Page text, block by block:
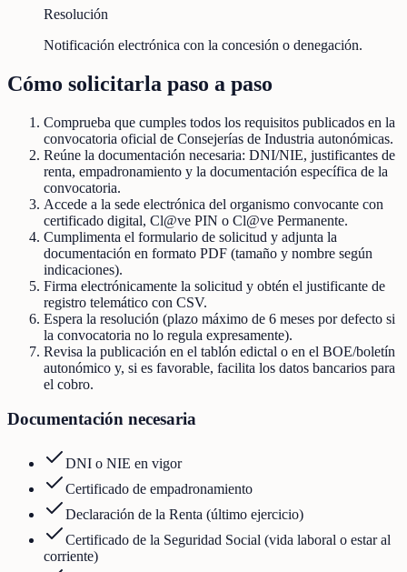
Resolución
Notificación electrónica con la concesión o denegación.
Cómo solicitarla paso a paso
Comprueba que cumples todos los requisitos publicados en la
convocatoria oficial de Consejerías de Industria autonómicas.
Reúne la documentación necesaria: DNI/NIE, justificantes de
renta, empadronamiento y la documentación específica de la
convocatoria.
Accede a la sede electrónica del organismo convocante con
certificado digital, Cl@ve PIN o Cl@ve Permanente.
Cumplimenta el formulario de solicitud y adjunta la
documentación en formato PDF (tamaño y nombre según
indicaciones).
Firma electrónicamente la solicitud y obtén el justificante de
registro telemático con CSV.
Espera la resolución (plazo máximo de 6 meses por defecto si
la convocatoria no lo regula expresamente).
Revisa la publicación en el tablón edictal o en el BOE/boletín
autonómico y, si es favorable, facilita los datos bancarios para
el cobro.
Documentación necesaria
DNI o NIE en vigor
Certificado de empadronamiento
Declaración de la Renta (último ejercicio)
Certificado de la Seguridad Social (vida laboral o estar al
corriente)